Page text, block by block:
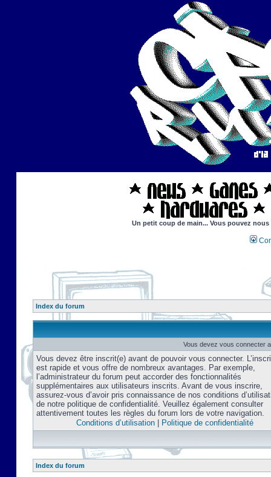
Un petit coup de main... Vous pouvez
Index du forum
Vous devez vous connecter
Vous devez être inscrit(e) avant de pouvoir vous connecter.
est rapide et vous offre de nombreux avantages. Par exemple,
l’administrateur du forum peut accorder des fonctionnalités
supplémentaires aux utilisateurs inscrits. Avant de vous inscrire,
assurez-vous d’avoir pris connaissance de nos conditions
de notre politique de confidentialité. Veuillez également consulter
attentivement toutes les règles du forum lors de votre navigation.
Conditions d’utilisation| Politique de confidentialité
Index du forum